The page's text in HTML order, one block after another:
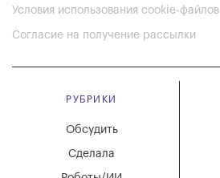
Условия использования cookie-файлов
Согласие на получение рассылки
РУБРИКИ
Обсудить
Сделала